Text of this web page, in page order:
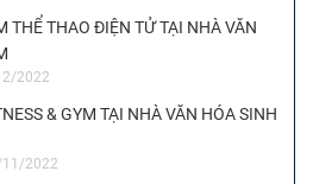
THỂ THAO ĐIỆN TỬ TẠI NHÀ VĂN
2022
& GYM TẠI NHÀ VĂN HÓA SINH
2022